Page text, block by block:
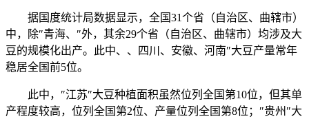
据国度统计局数据显示，全国31个省（自治区、曲辖市）
中，除″青海、″外，其余29个省（自治区、曲辖市）均涉及大
豆的规模化出产。此中、、四川、安徽、河南″大豆产量常年
稳居全国前5位。
此中，″江苏″大豆种植面积虽然位列全国第10位，但其单
产程度较高，位列全国第2位、产量位列全国第8位；″贵州″大